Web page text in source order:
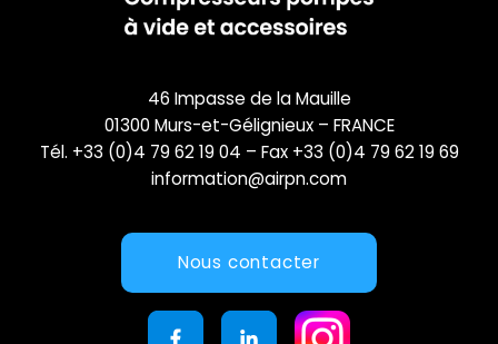
46 Impasse de la Mauille
01300 Murs-et-Gélignieux – FRANCE
Tél. +33 (0)4 79 62 19 04 – Fax +33 (0)4 79 62 19 69
information@airpn.com
Nous contacter